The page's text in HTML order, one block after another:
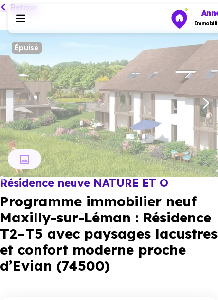
Programmes neufs
Habiter
Investir
Actualités
Ressources
Financer
Retour
Épuisé
Résidence neuve NATURE ET O
Programme immobilier neuf
Maxilly-sur-Léman : Résidence
T2–T5 avec paysages lacustres
et confort moderne proche
d’Evian (74500)